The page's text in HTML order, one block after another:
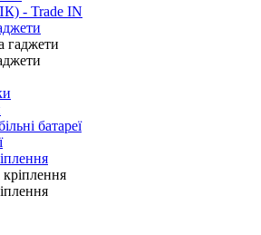
- Trade IN
гаджети
батареї
кріплення